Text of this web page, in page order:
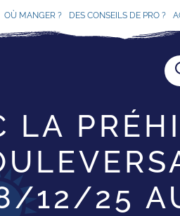
OÙ MANGER ? DES CONSEILS DE PRO ?
LA
12/25